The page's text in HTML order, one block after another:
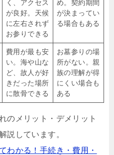
く、アクセス
が良好。天候
に左右されず
お参りできる
め。契約期間
が決まってい
る場合もある
費用が最も安
い。海や山な
ど、故人が好
きだった場所
に散骨できる
お墓参りの場
所がない。親
族の理解が得
にくい場合も
ある
のメリット・デメリット
説しています。
わかる！手続き・費用・